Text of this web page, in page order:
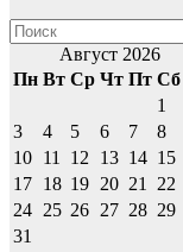
Август 2026
Пн Вт Ср Чт Пт Сб
1
3
4 5 6 7 8
10 11 12 13 14 15
17 18 19 20 21 22
24 25 26 27 28 29
31